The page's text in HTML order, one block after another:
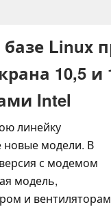
Linux
10,5
Intel
линейку
новые модели. В
с модемом
модель,
и